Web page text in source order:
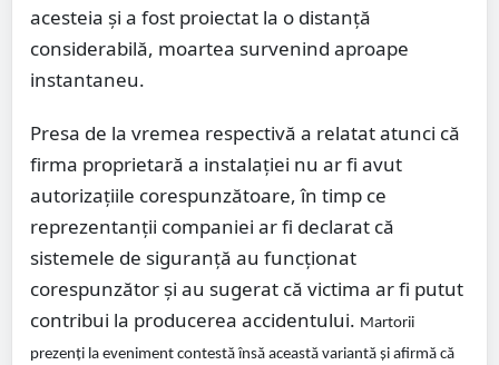
acesteia și a fost proiectat la o distanță
considerabilă, moartea survenind aproape
instantaneu.
Presa de la vremea respectivă a relatat atunci că
firma proprietară a instalației nu ar fi avut
autorizațiile corespunzătoare, în timp ce
reprezentanții companiei ar fi declarat că
sistemele de siguranță au funcționat
corespunzător și au sugerat că victima ar fi putut
contribui la producerea accidentului. Martorii
prezenți la eveniment contestă însă această variantă și afirmă că